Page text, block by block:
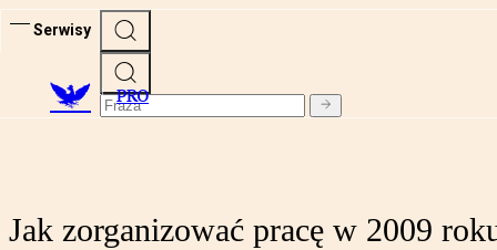
Serwisy
PRO
Jak zorganizować pracę w 2009